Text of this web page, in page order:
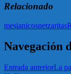
Relacionado
mesianicosnetzaritas
Navegación
Entrada anteriorLa